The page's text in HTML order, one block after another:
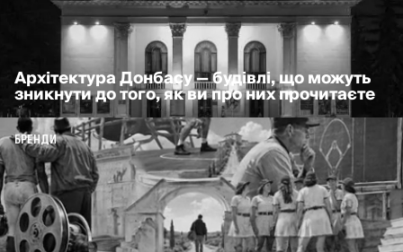
Архітектура Донбасу — будівлі, що можуть
зникнути до того, як ви про них прочитаєте
БРЕНДИ